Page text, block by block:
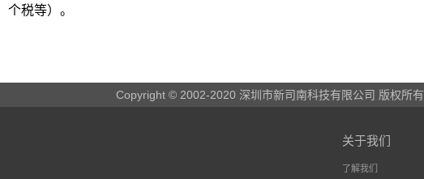
个税等）。
Copyright © 2002-2020 深圳市新司南科技有限公司 版权所有
关于我们
了解我们